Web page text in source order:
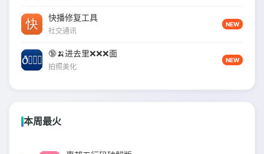
快播修复工具
社交通讯
NEW
🔞🍌进去里❌❌❌面
拍照美化
NEW
本周最火